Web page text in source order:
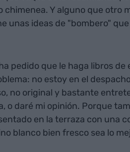
Y alguno que otro
unas ideas de "bombero"
pedido que le haga libros de
no estoy en el
no original y bastante
o daré mi opinión. Porque
en la terraza con una
blanco bien fresco sea lo